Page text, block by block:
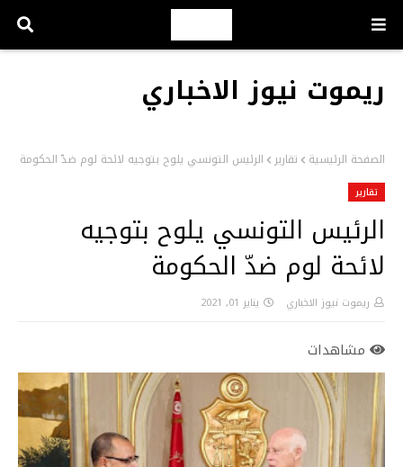
ريموت نيوز الاخباري
الصفحة الرئيسية تقارير الرئيس التونسي يلوح بتوجيه لائحة لوم ضدّ الحكومة
تقارير
الرئيس التونسي يلوح بتوجيه
لائحة لوم ضدّ الحكومة
ريموت نيوز الاخباري يناير 01, 2021
مشاهدات